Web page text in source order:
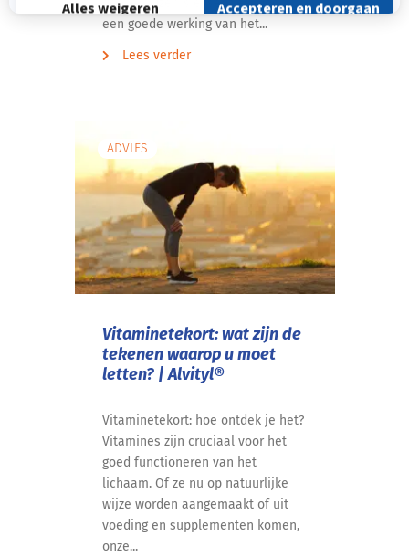
denken. IJzer is essentieel voor
een goede werking van het...
Lees verder
ADVIES
Vitaminetekort: wat zijn de
tekenen waarop u moet
letten? | Alvityl®
Vitaminetekort: hoe ontdek je het?
Vitamines zijn cruciaal voor het
goed functioneren van het
lichaam. Of ze nu op natuurlijke
wijze worden aangemaakt of uit
voeding en supplementen komen,
onze...